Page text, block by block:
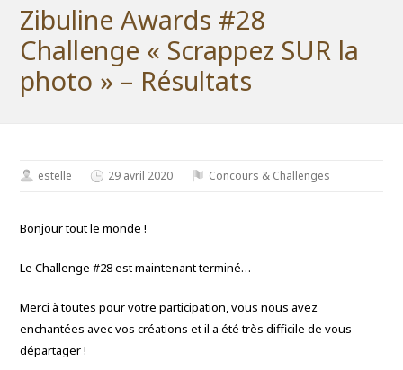
Zibuline Awards #28
Challenge « Scrappez SUR la
photo » – Résultats
estelle 29 avril 2020 Concours & Challenges
Bonjour tout le monde !
Le Challenge #28 est maintenant terminé…
Merci à toutes pour votre participation, vous nous avez
enchantées avec vos créations et il a été très difficile de vous
départager !